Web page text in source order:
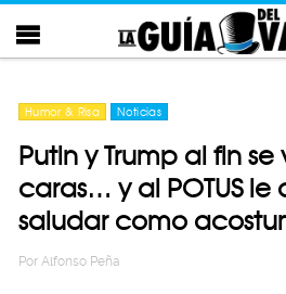
Humor & Risa Noticias
Putin y Trump al fin se
caras… y al POTUS
saludar como
Por Alfonso Peña